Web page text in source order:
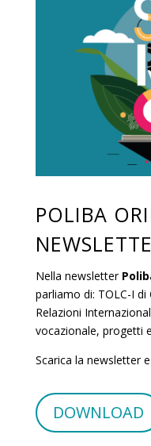
POLIBA
Nella newsletter
parliamo di: TOLC-I
Relazioni
vocazionale, progetti
Scarica la newsletter
DOWNLOAD